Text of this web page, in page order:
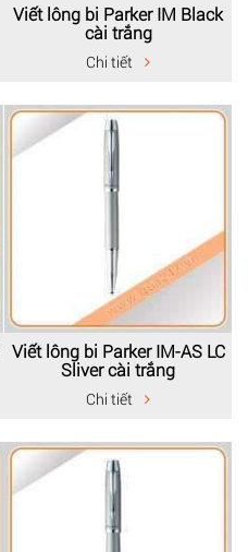
Viết lông bi Parker IM Black
cài trắng
Chi tiết
Viết lông bi Parker IM-AS LC
Sliver cài trắng
Chi tiết